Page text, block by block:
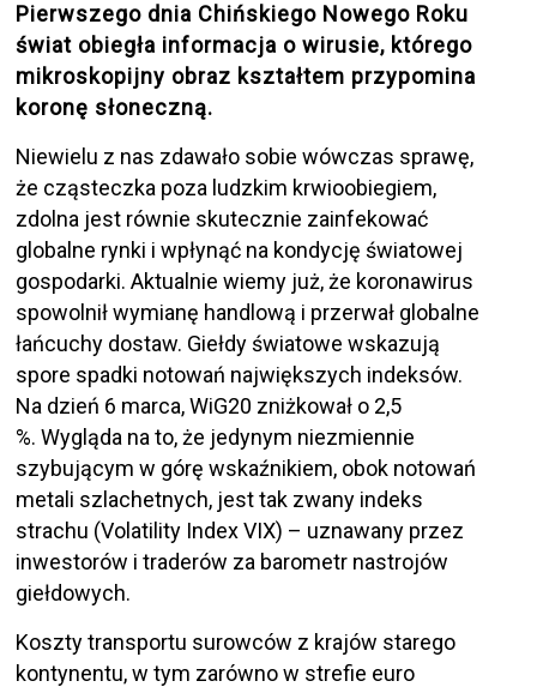
Pierwszego dnia Chińskiego Nowego Roku
świat obiegła informacja o wirusie, którego
mikroskopijny obraz kształtem przypomina
koronę słoneczną.
Niewielu z nas zdawało sobie wówczas sprawę,
że cząsteczka poza ludzkim krwioobiegiem,
zdolna jest równie skutecznie zainfekować
globalne rynki i wpłynąć na kondycję światowej
gospodarki. Aktualnie wiemy już, że koronawirus
spowolnił wymianę handlową i przerwał globalne
łańcuchy dostaw. Giełdy światowe wskazują
spore spadki notowań największych indeksów.
Na dzień 6 marca, WiG20 zniżkował o 2,5
%. Wygląda na to, że jedynym niezmiennie
szybującym w górę wskaźnikiem, obok notowań
metali szlachetnych, jest tak zwany indeks
strachu (Volatility Index VIX) – uznawany przez
inwestorów i traderów za barometr nastrojów
giełdowych.
Koszty transportu surowców z krajów starego
kontynentu, w tym zarówno w strefie euro